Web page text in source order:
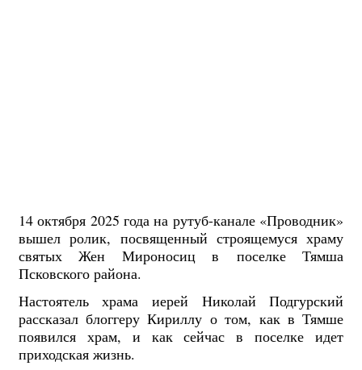
14 октября 2025 года на рутуб-канале «Проводник»
вышел ролик, посвященный строящемуся храму
святых Жен Мироносиц в поселке Тямша
Псковского района.
Настоятель храма иерей Николай Подгурский
рассказал блоггеру Кириллу о том, как в Тямше
появился храм, и как сейчас в поселке идет
приходская жизнь.